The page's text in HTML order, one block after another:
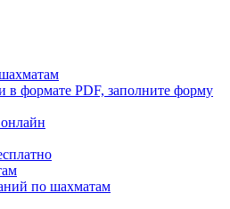
в формате PDF, заполните форму
по шахматам